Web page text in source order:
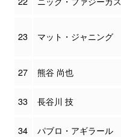
23 マット・ジャニング
27 熊谷 尚也
33 長谷川 技
34 パブロ・アギラール